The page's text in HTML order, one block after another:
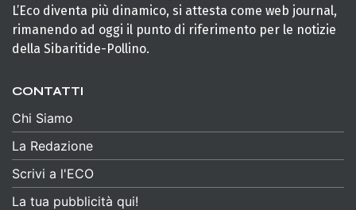
L’Eco diventa più dinamico, si attesta come web journal,
rimanendo ad oggi il punto di riferimento per le notizie
della Sibaritide-Pollino.
CONTATTI
Chi Siamo
La Redazione
Scrivi a l'ECO
La tua pubblicità qui!